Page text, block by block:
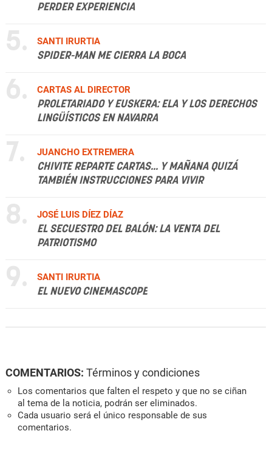
PERDER EXPERIENCIA
5.
SANTI IRURTIA
SPIDER-MAN ME CIERRA LA BOCA
6.
CARTAS AL DIRECTOR
PROLETARIADO Y EUSKERA: ELA Y LOS DERECHOS
LINGÜÍSTICOS EN NAVARRA
7.
JUANCHO EXTREMERA
CHIVITE REPARTE CARTAS... Y MAÑANA QUIZÁ
TAMBIÉN INSTRUCCIONES PARA VIVIR
8.
JOSÉ LUIS DÍEZ DÍAZ
EL SECUESTRO DEL BALÓN: LA VENTA DEL
PATRIOTISMO
9.
SANTI IRURTIA
EL NUEVO CINEMASCOPE
COMENTARIOS: Términos y condiciones
Los comentarios que falten el respeto y que no se ciñan
al tema de la noticia, podrán ser eliminados.
Cada usuario será el único responsable de sus
comentarios.